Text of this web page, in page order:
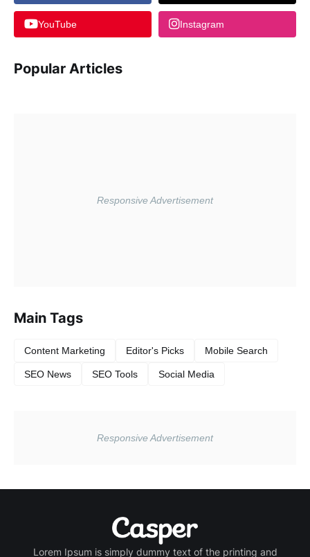
YouTube Instagram
Popular Articles
Main Tags
Content Marketing Editor's Picks Mobile Search
SEO News SEO Tools Social Media
Lorem Ipsum is simply dummy text of the printing and